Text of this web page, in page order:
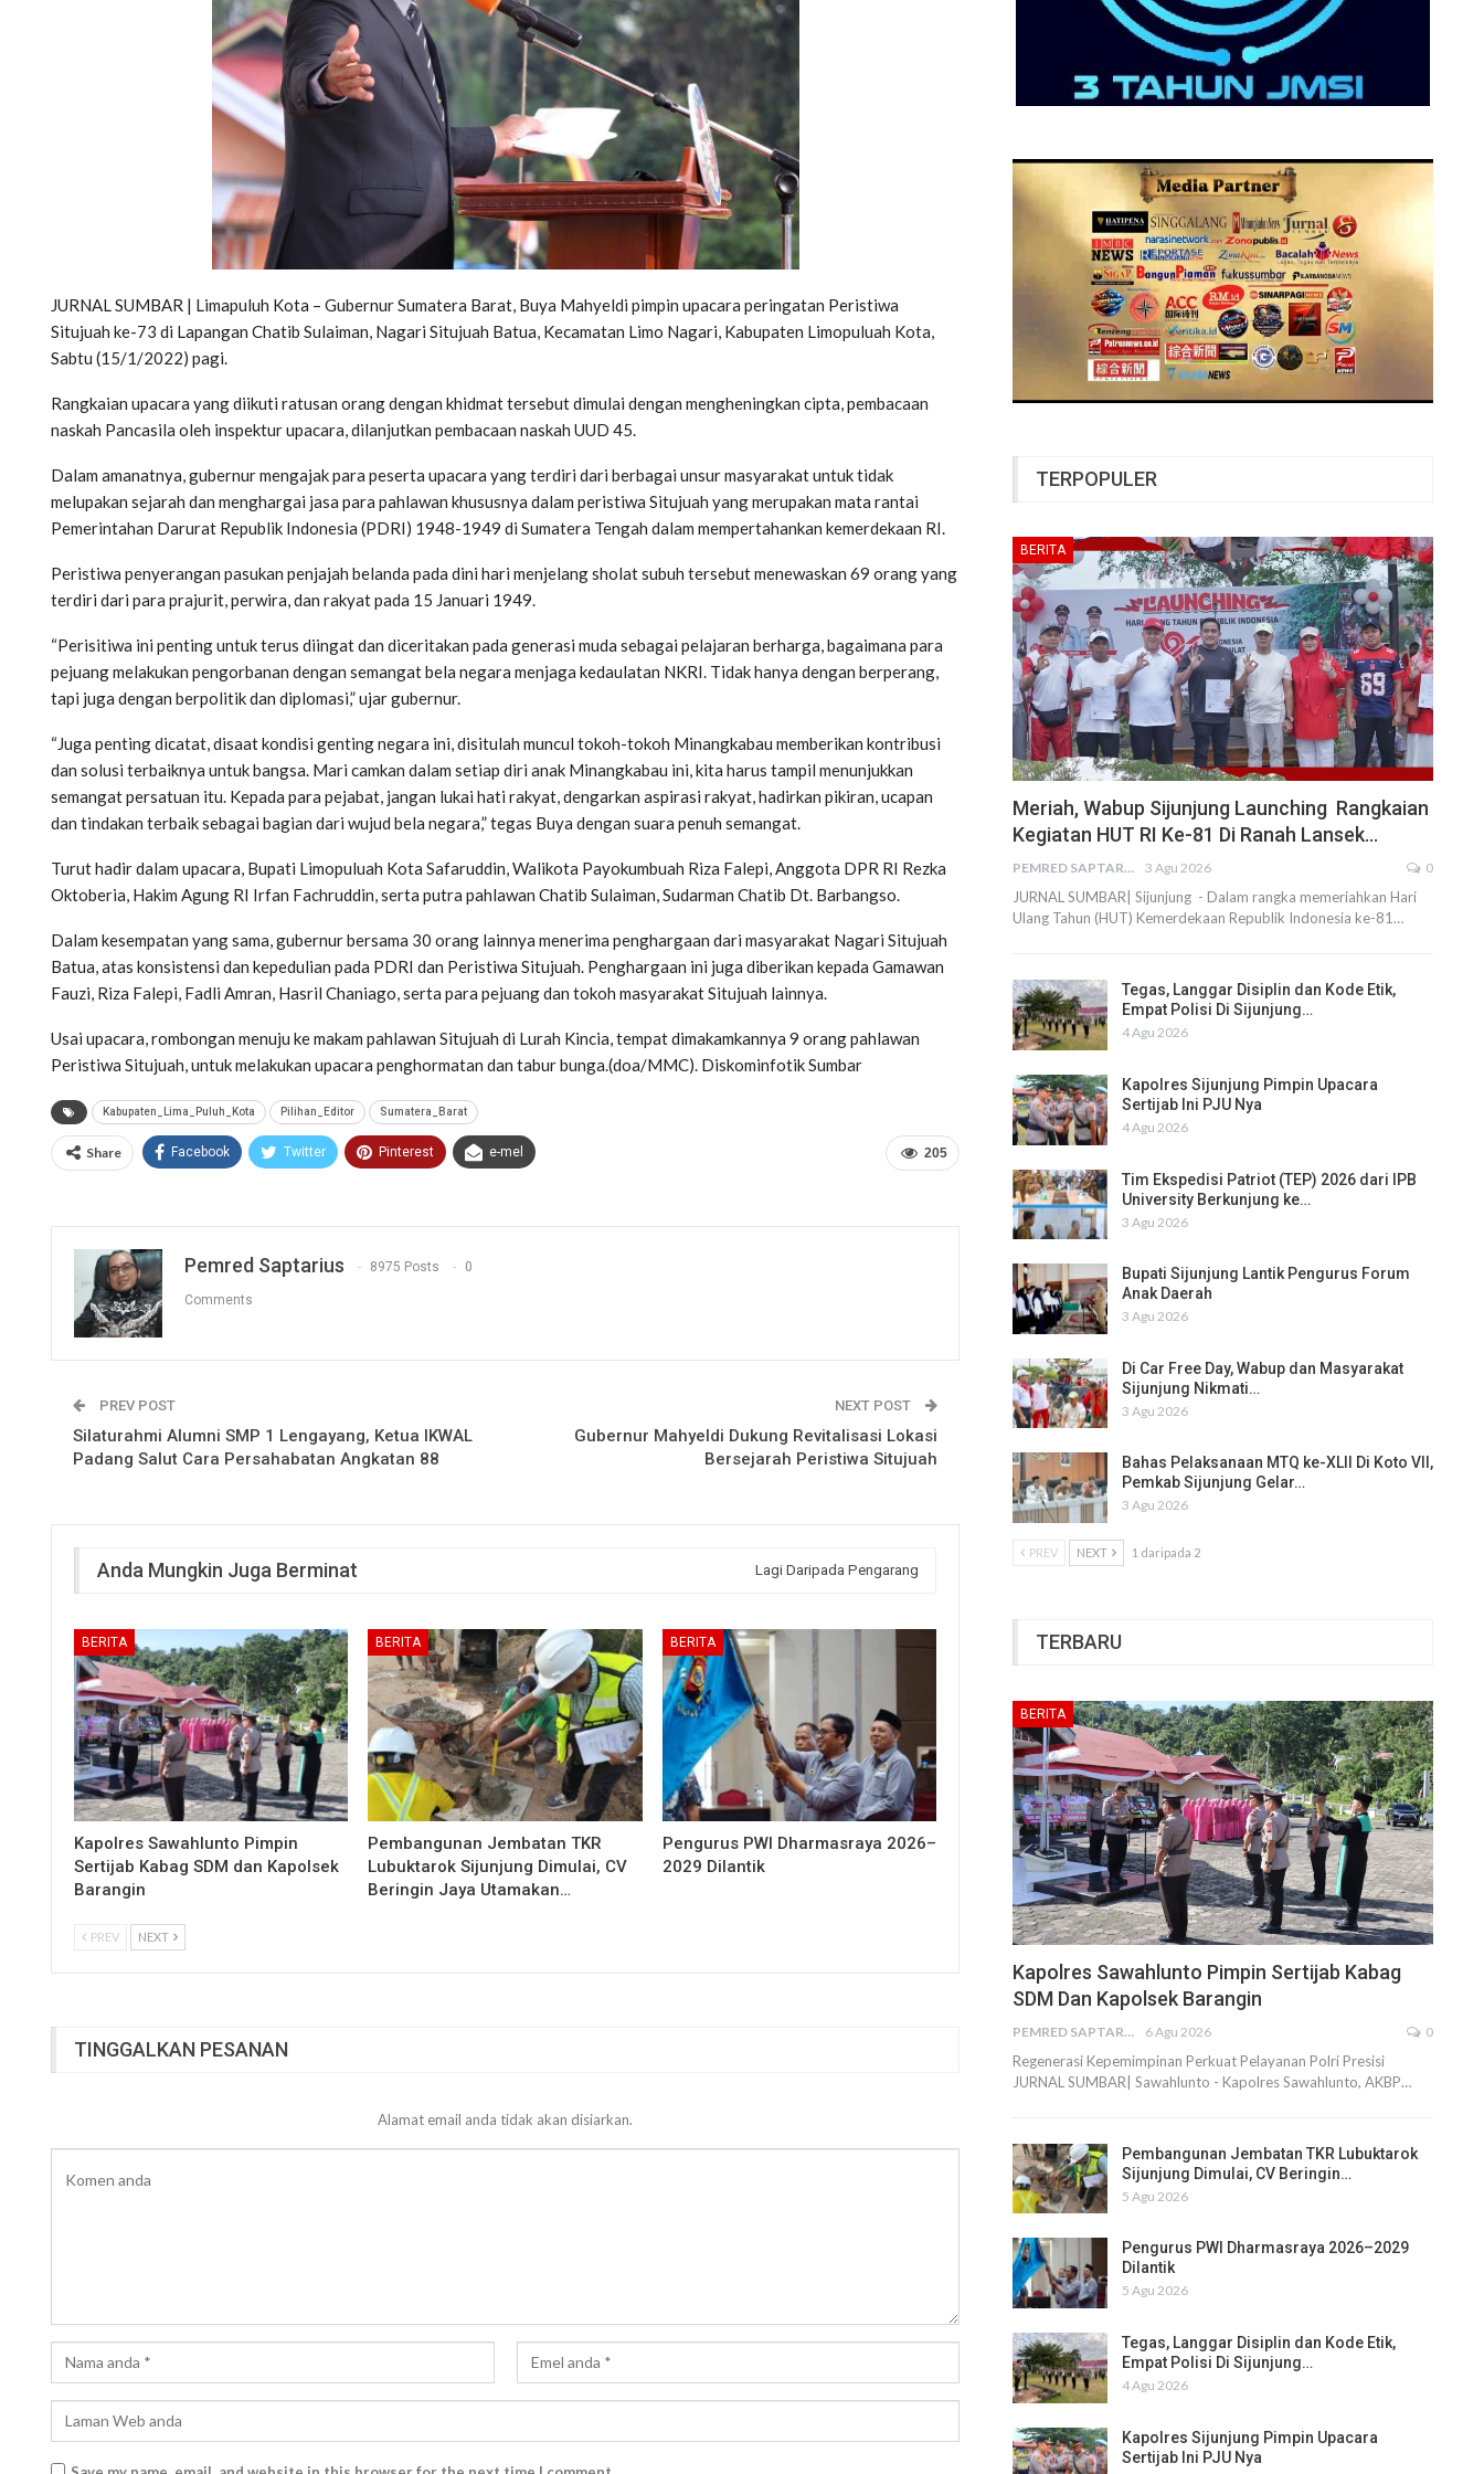
JURNAL SUMBAR | Limapuluh Kota – Gubernur Sumatera Barat, Buya Mahyeldi pimpin upacara peringatan Peristiwa
Situjuah ke-73 di Lapangan Chatib Sulaiman, Nagari Situjuah Batua, Kecamatan Limo Nagari, Kabupaten Limopuluah Kota,
Sabtu (15/1/2022) pagi.
Rangkaian upacara yang diikuti ratusan orang dengan khidmat tersebut dimulai dengan mengheningkan cipta, pembacaan
naskah Pancasila oleh inspektur upacara, dilanjutkan pembacaan naskah UUD 45.
Dalam amanatnya, gubernur mengajak para peserta upacara yang terdiri dari berbagai unsur masyarakat untuk tidak
melupakan sejarah dan menghargai jasa para pahlawan khususnya dalam peristiwa Situjuah yang merupakan mata rantai
Pemerintahan Darurat Republik Indonesia (PDRI) 1948-1949 di Sumatera Tengah dalam mempertahankan kemerdekaan RI.
Peristiwa penyerangan pasukan penjajah belanda pada dini hari menjelang sholat subuh tersebut menewaskan 69 orang yang
terdiri dari para prajurit, perwira, dan rakyat pada 15 Januari 1949.
“Perisitiwa ini penting untuk terus diingat dan diceritakan pada generasi muda sebagai pelajaran berharga, bagaimana para
pejuang melakukan pengorbanan dengan semangat bela negara menjaga kedaulatan NKRI. Tidak hanya dengan berperang,
tapi juga dengan berpolitik dan diplomasi,” ujar gubernur.
“Juga penting dicatat, disaat kondisi genting negara ini, disitulah muncul tokoh-tokoh Minangkabau memberikan kontribusi
dan solusi terbaiknya untuk bangsa. Mari camkan dalam setiap diri anak Minangkabau ini, kita harus tampil menunjukkan
semangat persatuan itu. Kepada para pejabat, jangan lukai hati rakyat, dengarkan aspirasi rakyat, hadirkan pikiran, ucapan
dan tindakan terbaik sebagai bagian dari wujud bela negara,” tegas Buya dengan suara penuh semangat.
Turut hadir dalam upacara, Bupati Limopuluah Kota Safaruddin, Walikota Payokumbuah Riza Falepi, Anggota DPR RI Rezka
Oktoberia, Hakim Agung RI Irfan Fachruddin, serta putra pahlawan Chatib Sulaiman, Sudarman Chatib Dt. Barbangso.
Dalam kesempatan yang sama, gubernur bersama 30 orang lainnya menerima penghargaan dari masyarakat Nagari Situjuah
Batua, atas konsistensi dan kepedulian pada PDRI dan Peristiwa Situjuah. Penghargaan ini juga diberikan kepada Gamawan
Fauzi, Riza Falepi, Fadli Amran, Hasril Chaniago, serta para pejuang dan tokoh masyarakat Situjuah lainnya.
Usai upacara, rombongan menuju ke makam pahlawan Situjuah di Lurah Kincia, tempat dimakamkannya 9 orang pahlawan
Peristiwa Situjuah, untuk melakukan upacara penghormatan dan tabur bunga.(doa/MMC). Diskominfotik Sumbar
Kabupaten_Lima_Puluh_Kota Pilihan_Editor Sumatera_Barat
205
Share Facebook Twitter Pinterest e-mel
Pemred Saptarius 8975 Posts 0
Comments
PREV POST
Silaturahmi Alumni SMP 1 Lengayang, Ketua IKWAL
Padang Salut Cara Persahabatan Angkatan 88
NEXT POST
Gubernur Mahyeldi Dukung Revitalisasi Lokasi
Bersejarah Peristiwa Situjuah
Anda Mungkin Juga Berminat Lagi Daripada Pengarang
BERITA
Kapolres Sawahlunto Pimpin
Sertijab Kabag SDM dan Kapolsek
Barangin
BERITA
Pembangunan Jembatan TKR
Lubuktarok Sijunjung Dimulai, CV
Beringin Jaya Utamakan…
BERITA
Pengurus PWI Dharmasraya 2026–
2029 Dilantik
PREV NEXT
TINGGALKAN PESANAN
Alamat email anda tidak akan disiarkan.
TERPOPULER
BERITA
Meriah, Wabup Sijunjung Launching Rangkaian
Kegiatan HUT RI Ke-81 Di Ranah Lansek…
PEMRED SAPTARIUS 3 Agu 2026 0
JURNAL SUMBAR| Sijunjung - Dalam rangka memeriahkan Hari
Ulang Tahun (HUT) Kemerdekaan Republik Indonesia ke-81…
Tegas, Langgar Disiplin dan Kode Etik,
Empat Polisi Di Sijunjung…
4 Agu 2026
Kapolres Sijunjung Pimpin Upacara
Sertijab Ini PJU Nya
4 Agu 2026
Tim Ekspedisi Patriot (TEP) 2026 dari IPB
University Berkunjung ke…
3 Agu 2026
Bupati Sijunjung Lantik Pengurus Forum
Anak Daerah
3 Agu 2026
Di Car Free Day, Wabup dan Masyarakat
Sijunjung Nikmati…
3 Agu 2026
Bahas Pelaksanaan MTQ ke-XLII Di Koto VII,
Pemkab Sijunjung Gelar…
3 Agu 2026
PREV NEXT 1 daripada 2
TERBARU
BERITA
Kapolres Sawahlunto Pimpin Sertijab Kabag
SDM Dan Kapolsek Barangin
PEMRED SAPTARIUS 6 Agu 2026 0
Regenerasi Kepemimpinan Perkuat Pelayanan Polri Presisi
JURNAL SUMBAR| Sawahlunto - Kapolres Sawahlunto, AKBP…
Pembangunan Jembatan TKR Lubuktarok
Sijunjung Dimulai, CV Beringin…
5 Agu 2026
Pengurus PWI Dharmasraya 2026–2029
Dilantik
5 Agu 2026
Tegas, Langgar Disiplin dan Kode Etik,
Empat Polisi Di Sijunjung…
4 Agu 2026
Kapolres Sijunjung Pimpin Upacara
Sertijab Ini PJU Nya